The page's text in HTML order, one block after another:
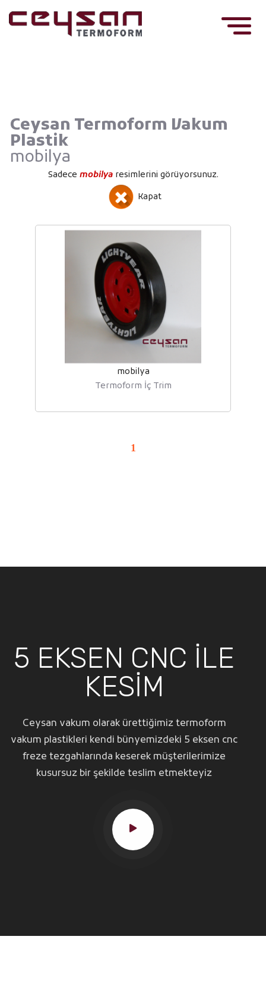
Ceysan Termoform Vakum
Plastik
mobilya
Sadece mobilyaresimlerini görüyorsunuz.
Kapat
mobilya
Termoform İç Trim
1
5 EKSEN CNC İLE
KESİM
Ceysan vakum olarak ürettiğimiz termoform
vakum plastikleri kendi bünyemizdeki 5 eksen cnc
freze tezgahlarında keserek müşterilerimize
kusursuz bir şekilde teslim etmekteyiz